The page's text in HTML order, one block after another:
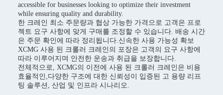
accessible for businesses looking to optimize their investment
while ensuring quality and durability.
한 크레인 최소 주문량과 협상 가능한 가격으로 고객은 프로
젝트 요구 사항에 맞게 구매를 조정할 수 있습니다. 배송 시간
은 주문 확인에 따라 정리됩니다.신속한 사용 가능성 확보
XCMG 사용 된 크롤러 크레인의 포장은 고객의 요구 사항에
따라 이루어지며 안전한 운송과 취급을 보장합니다.
전체적으로, XCMG의 이전에 사용 된 크롤러 크레인은 비용
효율적인,다양한 구조에 대한 신뢰성이 입증된 고 용량 리프
팅 솔루션, 산업 및 인프라 시나리오.